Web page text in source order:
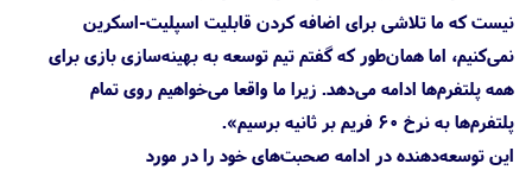
نیست که ما تلاشی برای اضافه کردن قابلیت اسپلیت-اسکرین
نمی‌کنیم، اما همان‌طور که گفتم تیم توسعه به بهینه‌سازی بازی برای
همه پلتفرم‌ها ادامه می‌دهد. زیرا ما واقعا می‌خواهیم روی تمام
پلتفرم‌ها به نرخ ۶۰ فریم بر ثانیه برسیم».
این توسعه‌دهنده در ادامه صحبت‌های خود را در مورد